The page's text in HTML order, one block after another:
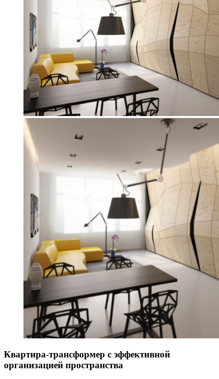
Квартира-трансформер с эффективной
организацией пространства